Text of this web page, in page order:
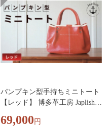
パンプキン型手持ちミニトート
【レッド】 博多革工房 Japlish
69,000 円